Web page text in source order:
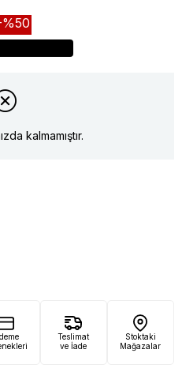
50
kalmamıştır.
Teslimat
ve İade
Stoktaki
Mağazalar